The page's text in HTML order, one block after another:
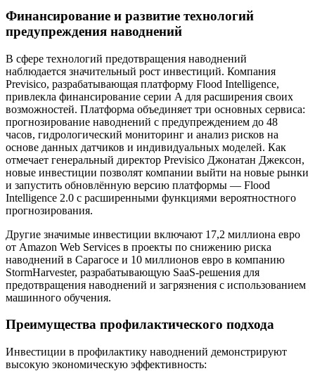
Финансирование и развитие технологий
предупреждения наводнений
В сфере технологий предотвращения наводнений
наблюдается значительный рост инвестиций. Компания
Previsico, разрабатывающая платформу Flood Intelligence,
привлекла финансирование серии A для расширения своих
возможностей. Платформа объединяет три основных сервиса:
прогнозирование наводнений с предупреждением до 48
часов, гидрологический мониторинг и анализ рисков на
основе данных датчиков и индивидуальных моделей. Как
отмечает генеральный директор Previsico Джонатан Джексон,
новые инвестиции позволят компании выйти на новые рынки
и запустить обновлённую версию платформы — Flood
Intelligence 2.0 с расширенными функциями вероятностного
прогнозирования.
Другие значимые инвестиции включают 17,2 миллиона евро
от Amazon Web Services в проекты по снижению риска
наводнений в Сарагосе и 10 миллионов евро в компанию
StormHarvester, разрабатывающую SaaS-решения для
предотвращения наводнений и загрязнения с использованием
машинного обучения.
Преимущества профилактического подхода
Инвестиции в профилактику наводнений демонстрируют
высокую экономическую эффективность: